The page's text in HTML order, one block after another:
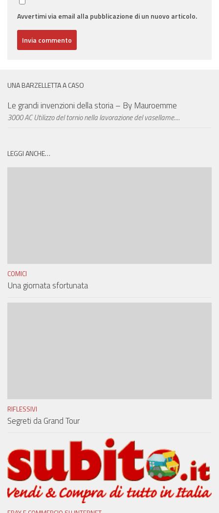
Avvertimi via email alla pubblicazione di un nuovo articolo.
UNA BARZELLETTA A CASO
Le grandi invenzioni della storia – By Mauroemme
3000 AC Utilizzo del tornio nella lavorazione del vasellame....
LEGGI ANCHE…
COMICI
Una giornata sfortunata
RIFLESSIVI
Segreti da Grand Tour